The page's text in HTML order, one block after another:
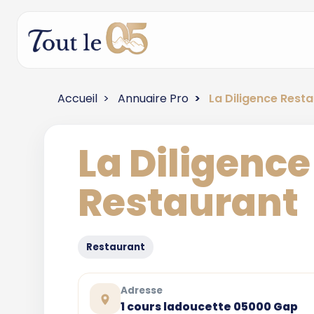
Accueil Annuaire Pro La Diligence
La Diligence
Restaurant
Restaurant
Adresse
1 cours ladoucette 05000 Gap